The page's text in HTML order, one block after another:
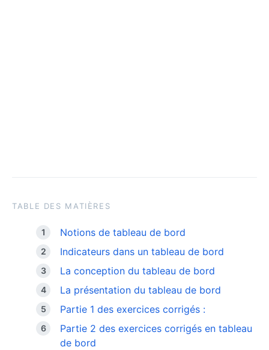
TABLE DES MATIÈRES
Notions de tableau de bord
Indicateurs dans un tableau de bord
La conception du tableau de bord
La présentation du tableau de bord
Partie 1 des exercices corrigés :
Partie 2 des exercices corrigés en tableau
de bord